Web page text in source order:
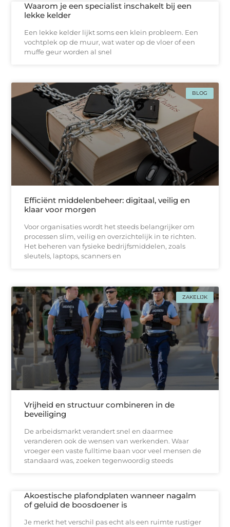
Waarom je een specialist inschakelt bij een
lekke kelder
Een lekke kelder lijkt soms een klein probleem. Een
vochtplek op de muur, wat water op de vloer of een
muffe geur worden al snel
BLOG
Efficiënt middelenbeheer: digitaal, veilig en
klaar voor morgen
Voor organisaties wordt het steeds belangrijker om
processen slim, veilig en overzichtelijk in te richten.
Het beheren van fysieke bedrijfsmiddelen, zoals
sleutels, laptops, scanners en
ZAKELIJK
Vrijheid en structuur combineren in de
beveiliging
De arbeidsmarkt verandert snel en daarmee
veranderen ook de wensen van werkenden. Waar
vroeger een vaste fulltime baan voor veel mensen de
standaard was, zoeken tegenwoordig steeds
Akoestische plafondplaten wanneer nagalm
of geluid de boosdoener is
Je merkt het verschil pas echt als een ruimte rustiger